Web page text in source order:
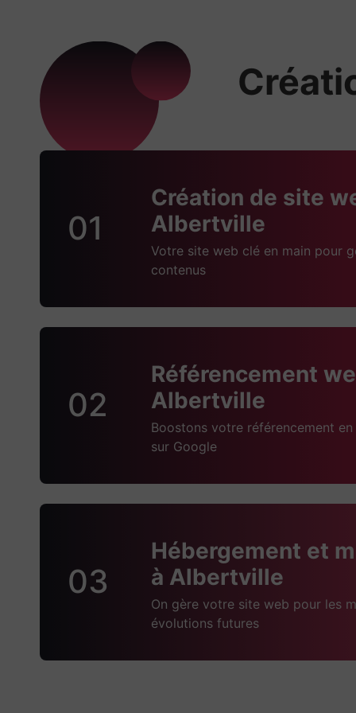
01
Création de site
Albertville
Votre site web clé en main pour
contenus
02
Référencement
Albertville
Boostons votre référencement
sur Google
03
Hébergement et
à Albertville
On gère votre site web pour les
évolutions futures